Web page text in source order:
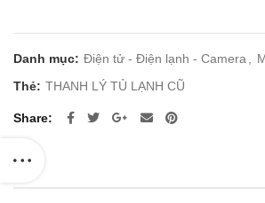
1.800.000 ₫.
Danh mục: Điện tử - Điện lạnh - Camera
Thẻ: THANH LÝ TỦ LẠNH CŨ
Share